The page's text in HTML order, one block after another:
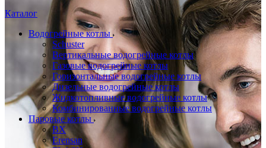
Каталог
Водогрейные котлы
Schuster
Вертикальные водогрейные котлы
Газовые водогрейные котлы
Горизонтальные водогрейные котлы
Дизельные водогрейные котлы
Жидкотопливные водогрейные котлы
Комбинированные водогрейные котлы
Паровые котлы
BX
Erensan